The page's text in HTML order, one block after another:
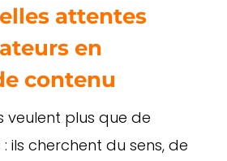
attentes
en
contenu
veulent plus que de
ils cherchent du sens, de